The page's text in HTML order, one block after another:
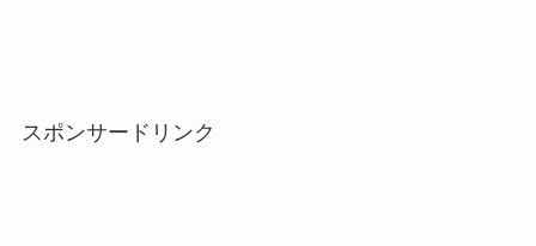
スポンサードリンク